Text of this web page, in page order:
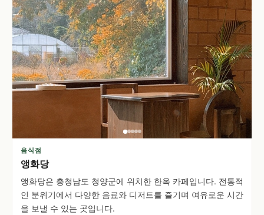
음식점
앵화당
앵화당은 충청남도 청양군에 위치한 한옥 카페입니다. 전통적
인 분위기에서 다양한 음료와 디저트를 즐기며 여유로운 시간
을 보낼 수 있는 곳입니다.